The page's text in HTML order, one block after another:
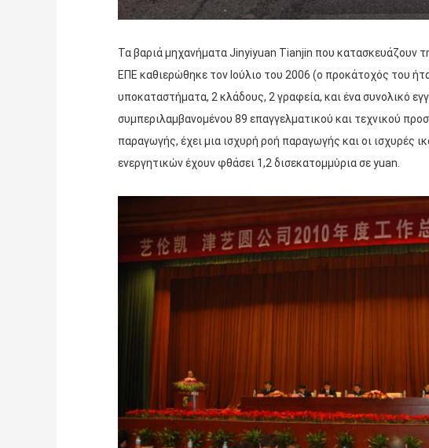
Τα βαριά μηχανήματα Jinyiyuan Tianjin που κατασκευάζουν
ΕΠΕ καθιερώθηκε τον Ιούλιο του 2006 (ο προκάτοχός του
υποκαταστήματα, 2 κλάδους, 2 γραφεία, και ένα συνολικό
συμπεριλαμβανομένου 89 επαγγελματικού και τεχνικού
παραγωγής, έχει μια ισχυρή ροή παραγωγής και οι ισχυρές
ενεργητικών έχουν φθάσει 1,2 δισεκατομμύρια σε yuan.